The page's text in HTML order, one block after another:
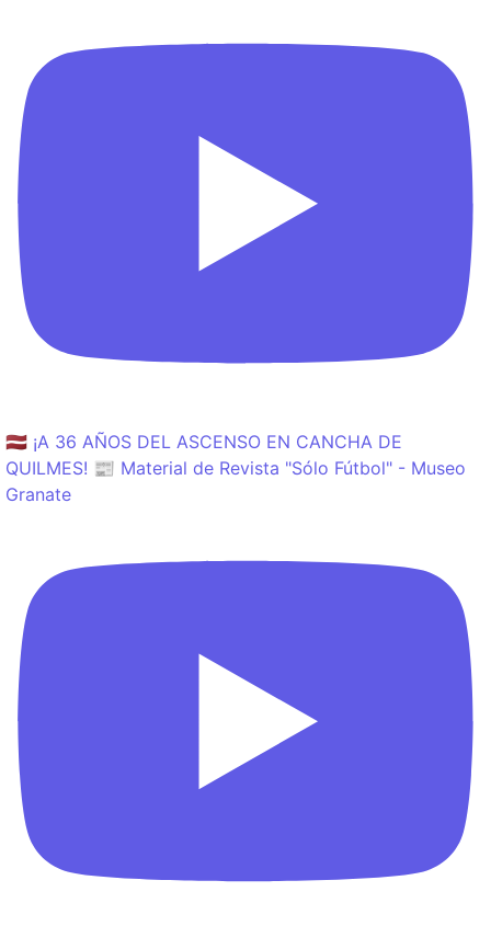
🇱🇻 ¡A 36 AÑOS DEL ASCENSO EN CANCHA DE
QUILMES! 📰 Material de Revista "Sólo Fútbol" - Museo
Granate